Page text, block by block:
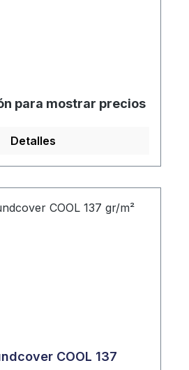
para mostrar precios
Detalles
COOL 137